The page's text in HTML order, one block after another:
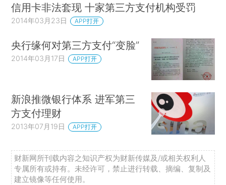
信用卡非法套现 十家第三方支付机构受罚
2014年03月23日 APP打开
央行缘何对第三方支付“变脸”
2014年03月17日 APP打开
新浪推微银行体系 进军第三
方支付理财
2013年07月19日 APP打开
财新网所刊载内容之知识产权为财新传媒及/或相关权利人
专属所有或持有。未经许可，禁止进行转载、摘编、复制及
建立镜像等任何使用。